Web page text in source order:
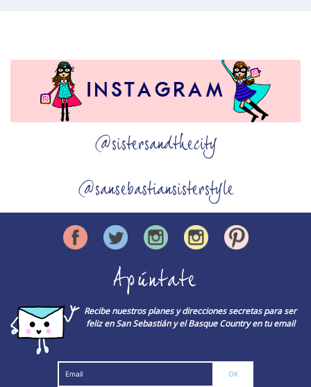
@sistersandthecity
@sansebastiansisterstyle
Apúntate
Recibe nuestros planes y direcciones secretas para ser
feliz en San Sebastián y el Basque Country en tu email